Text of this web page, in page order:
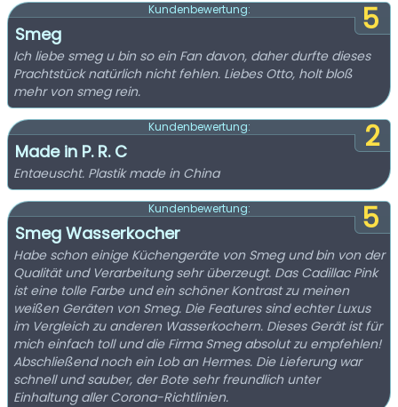
5
Kundenbewertung:
Smeg
Ich liebe smeg u bin so ein Fan davon, daher durfte dieses
Prachtstück natürlich nicht fehlen. Liebes Otto, holt bloß
mehr von smeg rein.
2
Kundenbewertung:
Made in P. R. C
Entaeuscht. Plastik made in China
5
Kundenbewertung:
Smeg Wasserkocher
Habe schon einige Küchengeräte von Smeg und bin von der
Qualität und Verarbeitung sehr überzeugt. Das Cadillac Pink
ist eine tolle Farbe und ein schöner Kontrast zu meinen
weißen Geräten von Smeg. Die Features sind echter Luxus
im Vergleich zu anderen Wasserkochern. Dieses Gerät ist für
mich einfach toll und die Firma Smeg absolut zu empfehlen!
Abschließend noch ein Lob an Hermes. Die Lieferung war
schnell und sauber, der Bote sehr freundlich unter
Einhaltung aller Corona-Richtlinien.